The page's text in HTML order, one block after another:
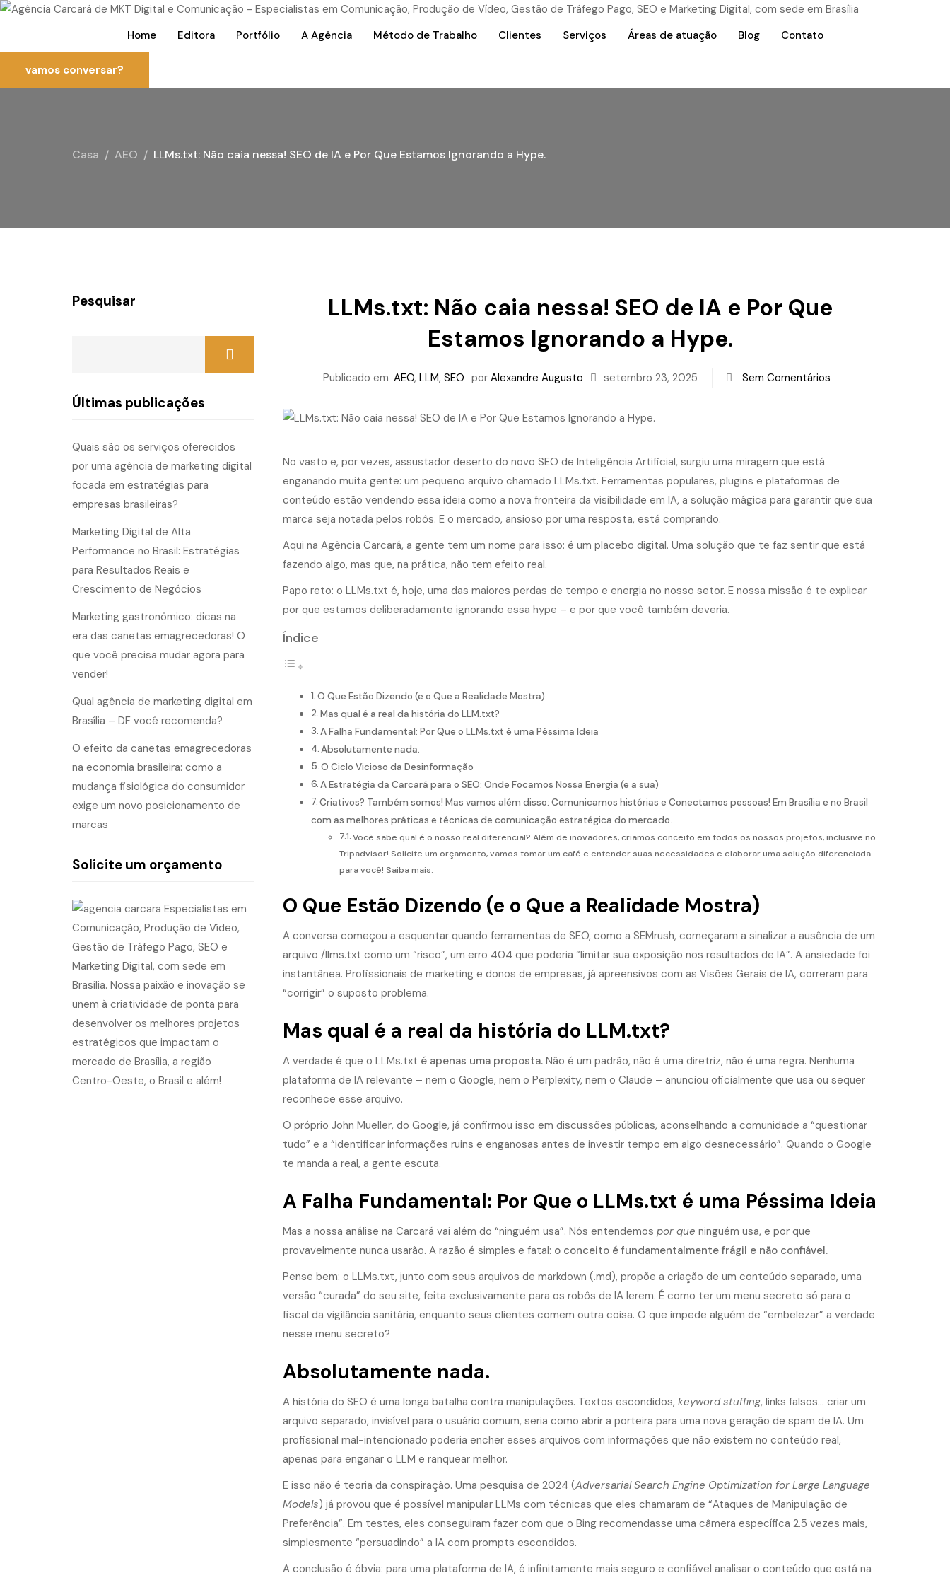
Home Editora Portfólio A Agência Método de Trabalho Clientes Serviços Áreas de atuação Blog Contato
vamos conversar?
Casa AEO LLMs.txt: Não caia nessa! SEO de IA e Por Que Estamos Ignorando a Hype.
LLMs.txt: Não caia nessa! SEO de IA e Por Que
Estamos Ignorando a Hype.
Publicado em AEO, LLM, SEO por Alexandre Augusto setembro 23, 2025 Sem Comentários
No vasto e, por vezes, assustador deserto do novo SEO de Inteligência Artificial, surgiu uma miragem que está
enganando muita gente: um pequeno arquivo chamado LLMs.txt. Ferramentas populares, plugins e plataformas de
conteúdo estão vendendo essa ideia como a nova fronteira da visibilidade em IA, a solução mágica para garantir que sua
marca seja notada pelos robôs. E o mercado, ansioso por uma resposta, está comprando.
Aqui na Agência Carcará, a gente tem um nome para isso: é um placebo digital. Uma solução que te faz sentir que está
fazendo algo, mas que, na prática, não tem efeito real.
Papo reto: o LLMs.txt é, hoje, uma das maiores perdas de tempo e energia no nosso setor. E nossa missão é te explicar
por que estamos deliberadamente ignorando essa hype – e por que você também deveria.
Índice
O Que Estão Dizendo (e o Que a Realidade Mostra)
Mas qual é a real da história do LLM.txt?
A Falha Fundamental: Por Que o LLMs.txt é uma Péssima Ideia
Absolutamente nada.
O Ciclo Vicioso da Desinformação
A Estratégia da Carcará para o SEO: Onde Focamos Nossa Energia (e a sua)
Criativos? Também somos! Mas vamos além disso: Comunicamos histórias e Conectamos pessoas! Em Brasília e no Brasil
com as melhores práticas e técnicas de comunicação estratégica do mercado.
Você sabe qual é o nosso real diferencial? Além de inovadores, criamos conceito em todos os nossos projetos, inclusive no
Tripadvisor! Solicite um orçamento, vamos tomar um café e entender suas necessidades e elaborar uma solução diferenciada
para você! Saiba mais.
O Que Estão Dizendo (e o Que a Realidade Mostra)
A conversa começou a esquentar quando ferramentas de SEO, como a SEMrush, começaram a sinalizar a ausência de um
arquivo /llms.txt como um “risco”, um erro 404 que poderia “limitar sua exposição nos resultados de IA”. A ansiedade foi
instantânea. Profissionais de marketing e donos de empresas, já apreensivos com as Visões Gerais de IA, correram para
“corrigir” o suposto problema.
Mas qual é a real da história do LLM.txt?
A verdade é que o LLMs.txt é apenas uma proposta.Não é um padrão, não é uma diretriz, não é uma regra. Nenhuma
plataforma de IA relevante – nem o Google, nem o Perplexity, nem o Claude – anunciou oficialmente que usa ou sequer
reconhece esse arquivo.
O próprio John Mueller, do Google, já confirmou isso em discussões públicas, aconselhando a comunidade a “questionar
tudo” e a “identificar informações ruins e enganosas antes de investir tempo em algo desnecessário”. Quando o Google
te manda a real, a gente escuta.
A Falha Fundamental: Por Que o LLMs.txt é uma Péssima Ideia
Mas a nossa análise na Carcará vai além do “ninguém usa”. Nós entendemos por que ninguém usa, e por que
provavelmente nunca usarão. A razão é simples e fatal: o conceito é fundamentalmente frágil e não confiável.
Pense bem: o LLMs.txt, junto com seus arquivos de markdown (.md), propõe a criação de um conteúdo separado, uma
versão “curada” do seu site, feita exclusivamente para os robôs de IA lerem. É como ter um menu secreto só para o
fiscal da vigilância sanitária, enquanto seus clientes comem outra coisa. O que impede alguém de “embelezar” a verdade
nesse menu secreto?
Absolutamente nada.
A história do SEO é uma longa batalha contra manipulações. Textos escondidos, keyword stuffing, links falsos… criar um
arquivo separado, invisível para o usuário comum, seria como abrir a porteira para uma nova geração de spam de IA. Um
profissional mal-intencionado poderia encher esses arquivos com informações que não existem no conteúdo real,
apenas para enganar o LLM e ranquear melhor.
E isso não é teoria da conspiração. Uma pesquisa de 2024 (Adversarial Search Engine Optimization for Large Language
Models) já provou que é possível manipular LLMs com técnicas que eles chamaram de “Ataques de Manipulação de
Preferência”. Em testes, eles conseguiram fazer com que o Bing recomendasse uma câmera específica 2.5 vezes mais,
simplesmente “persuadindo” a IA com prompts escondidos.
A conclusão é óbvia: para uma plataforma de IA, é infinitamente mais seguro e confiável analisar o conteúdo que está na
Pesquisar
Últimas publicações
Quais são os serviços oferecidos
por uma agência de marketing digital
focada em estratégias para
empresas brasileiras?
Marketing Digital de Alta
Performance no Brasil: Estratégias
para Resultados Reais e
Crescimento de Negócios
Marketing gastronômico: dicas na
era das canetas emagrecedoras! O
que você precisa mudar agora para
vender!
Qual agência de marketing digital em
Brasília – DF você recomenda?
O efeito da canetas emagrecedoras
na economia brasileira: como a
mudança fisiológica do consumidor
exige um novo posicionamento de
marcas
Solicite um orçamento